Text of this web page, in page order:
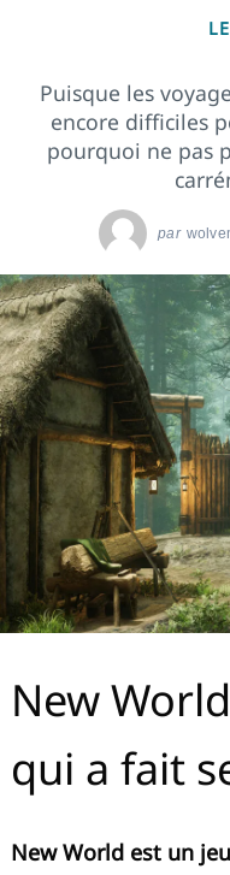
Puisque les
encore difficiles
pourquoi ne pas
par
New
qui a fait
New World est un